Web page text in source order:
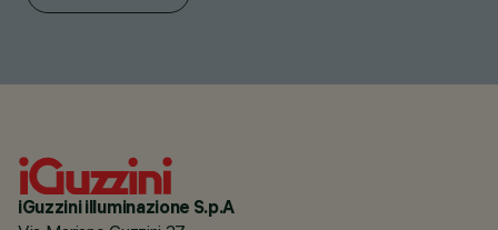
iGuzzini illuminazione S.p.A